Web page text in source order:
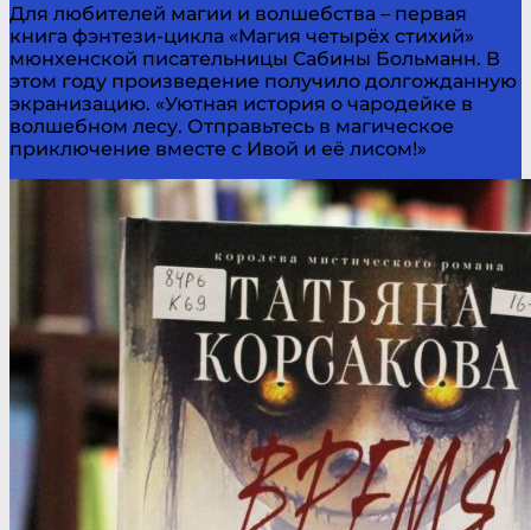
Для любителей магии и волшебства – первая
книга фэнтези-цикла «Магия четырёх стихий»
мюнхенской писательницы Сабины Больманн. В
этом году произведение получило долгожданную
экранизацию. «Уютная история о чародейке в
волшебном лесу. Отправьтесь в магическое
приключение вместе с Ивой и её лисом!»